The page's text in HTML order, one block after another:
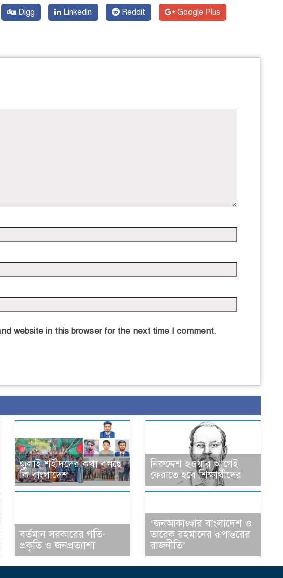
Digg Linkedin Reddit Google Plus
website in this browser for the next time I comment.
জুলাই শহীদদের কথা বলছে
কি বাংলাদেশ
নিরুদ্দেশ হওয়ার আগেই
ফেরাতে হবে শিক্ষার্থীদের
বর্তমান সরকারের গতি-
প্রকৃতি ও জনপ্রত্যাশা
‘জনআকাঙ্ক্ষার বাংলাদেশ ও
তারেক রহমানের রূপান্তরের
রাজনীতি’